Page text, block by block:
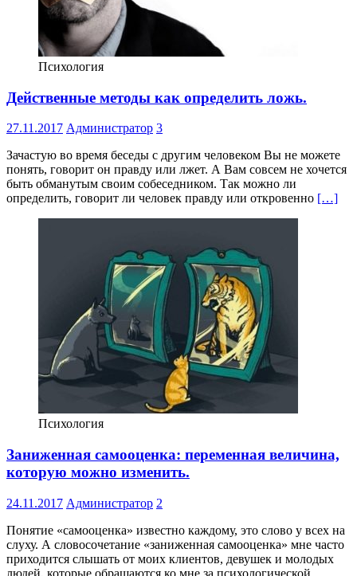
Психология
Действенные методы как определить ложь.
27.11.2017 Администратор 3
Зачастую во время беседы с другим человеком Вы не можете
понять, говорит он правду или лжет. А Вам совсем не хочется
быть обманутым своим собеседником. Так можно ли
определить, говорит ли человек правду или откровенно […]
Психология
Заниженная самооценка: переменная величина,
которую можно изменить.
24.11.2017 Администратор 2
Понятие «самооценка» известно каждому, это слово у всех на
слуху. А словосочетание «заниженная самооценка» мне часто
приходится слышать от моих клиентов, девушек и молодых
людей, которые обращаются ко мне за психологической